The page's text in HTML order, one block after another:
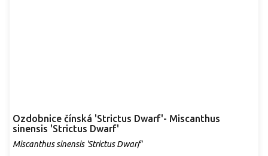
Ozdobnice čínská 'Strictus Dwarf'- Miscanthus
sinensis 'Strictus Dwarf'
Miscanthus sinensis 'Strictus Dwarf'